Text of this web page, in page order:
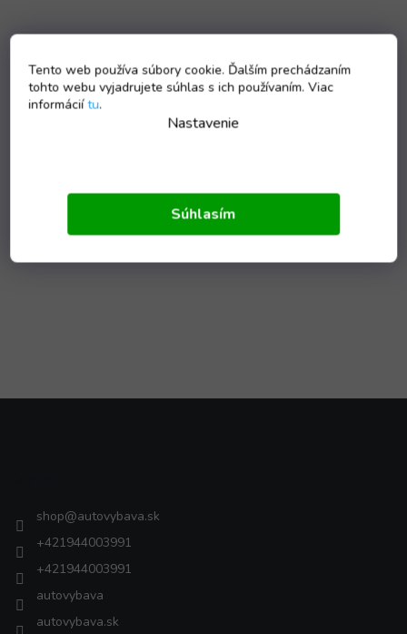
Tento web používa súbory cookie. Ďalším prechádzaním
tohto webu vyjadrujete súhlas s ich používaním. Viac
informáciítu.
Nastavenie
Súhlasím
shop@autovybava.sk
+421944003991
+421944003991
autovybava
autovybava.sk